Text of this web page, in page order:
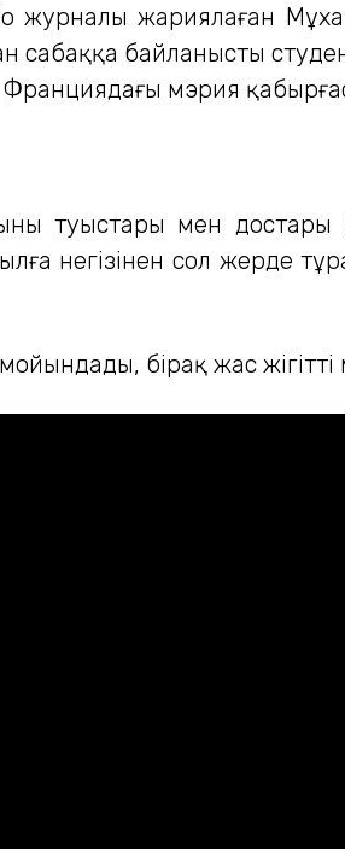
журналы жариялаған
сабаққа байланысты
мэрия
туыстары мен достары
негізінен сол жерде
бірақ жас жігітті